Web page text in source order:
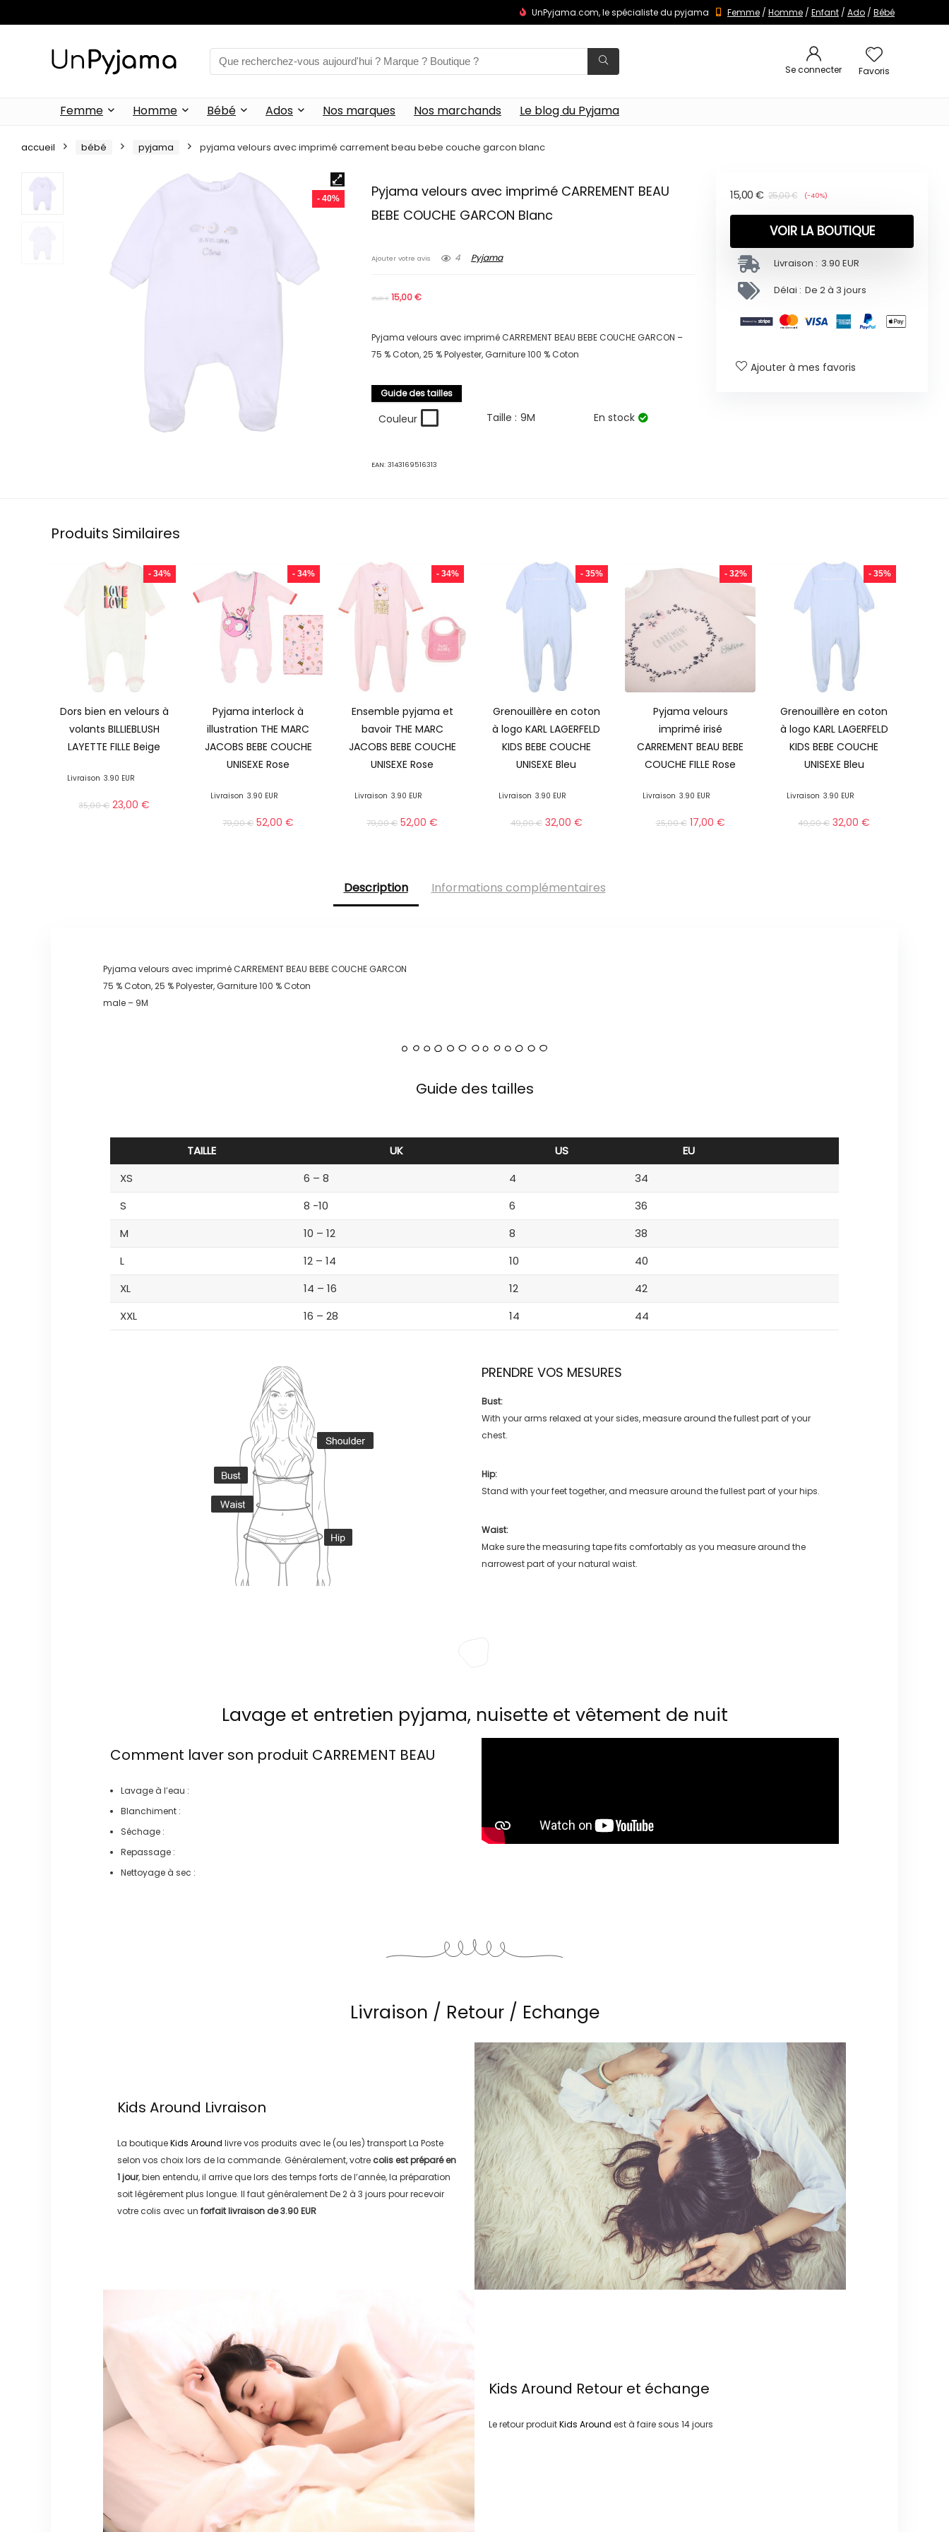
UnPyjama.com, le spécialiste du pyjama Femme / Homme / Enfant / Ado / Bébé
Se connecter Favoris
Femme Homme Bébé Ados Nos marques Nos marchands Le blog du Pyjama
accueil bébé pyjama pyjama velours avec imprimé carrement beau bebe couche garcon blanc
- 40%
Pyjama velours avec imprimé CARREMENT BEAU
BEBE COUCHE GARCON Blanc
Ajouter votre avis 4 Pyjama
25,00€ 15,00€
Pyjama velours avec imprimé CARREMENT BEAU BEBE COUCHE GARCON –
75 % Coton, 25 % Polyester, Garniture 100 % Coton
Guide des tailles
Couleur Taille : 9M En stock
EAN:3143169516313
25,00€
15,00 € (-40%)
VOIR LA BOUTIQUE
Livraison : 3.90 EUR
Délai : De 2 à 3 jours
Ajouter à mes favoris
Produits Similaires
- 34%
Dors bien en velours à
volants BILLIEBLUSH
LAYETTE FILLE Beige
Livraison 3.90 EUR
35,00€ 23,00€
- 34%
Pyjama interlock à
illustration THE MARC
JACOBS BEBE COUCHE
UNISEXE Rose
Livraison 3.90 EUR
79,00€ 52,00€
- 34%
Ensemble pyjama et
bavoir THE MARC
JACOBS BEBE COUCHE
UNISEXE Rose
Livraison 3.90 EUR
79,00€ 52,00€
- 35%
Grenouillère en coton
à logo KARL LAGERFELD
KIDS BEBE COUCHE
UNISEXE Bleu
Livraison 3.90 EUR
49,00€ 32,00 €
- 32%
Pyjama velours
imprimé irisé
CARREMENT BEAU BEBE
COUCHE FILLE Rose
Livraison 3.90 EUR
25,00€ 17,00 €
- 35%
Grenouillère en coton
à logo KARL LAGERFELD
KIDS BEBE COUCHE
UNISEXE Bleu
Livraison 3.90 EUR
49,00€ 32,00€
Description Informations complémentaires
Pyjama velours avec imprimé CARREMENT BEAU BEBE COUCHE GARCON
75 % Coton, 25 % Polyester, Garniture 100 % Coton
male – 9M
Guide des tailles
TAILLE UK US
EU
XS
6 – 8 4
34
S
8 -10 6
36
M
10 – 12 8
38
L
12 – 14 10
40
XL
14 – 16 12
42
XXL
16 – 28 14 44
PRENDRE VOS MESURES
Bust:
With your arms relaxed at your sides, measure around the fullest part of your
chest.
Hip:
Stand with your feet together, and measure around the fullest part of your hips.
Waist:
Make sure the measuring tape fits comfortably as you measure around the
narrowest part of your natural waist.
Lavage et entretien pyjama, nuisette et vêtement de nuit
Comment laver son produit CARREMENT BEAU
Lavage à l’eau :
Blanchiment :
Séchage :
Repassage :
Nettoyage à sec :
Livraison / Retour / Echange
Kids Around Livraison
La boutiqueKids Around livre vos produits avec le (ou les) transportLa Poste
selon vos choix lors de la commande. Généralement, votre colis est préparé en
1 jour, bien entendu, il arrive que lors des temps forts de l’année, la préparation
soit légérement plus longue. Il faut généralementDe 2 à 3 jours pour recevoir
votre colis avec un forfait livraison de3.90 EUR
Kids Around Retour et échange
Le retour produitKids Around est à faire sous 14 jours